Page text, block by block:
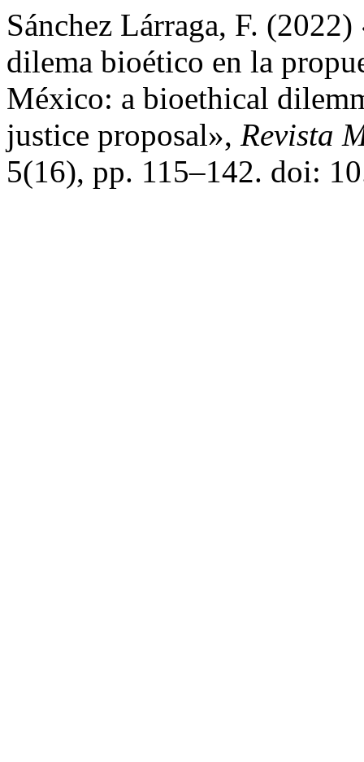
Sánchez Lárraga, F.
dilema bioético en la
México: a bioethical
justice proposal», Revista
5(16), pp. 115–142. doi: